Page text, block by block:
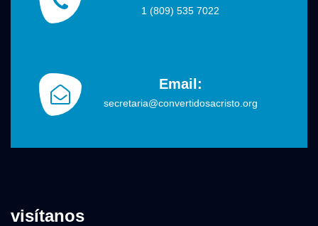
1 (809) 535 7022
Email:
secretaria@convertidosacristo.org
visítanos